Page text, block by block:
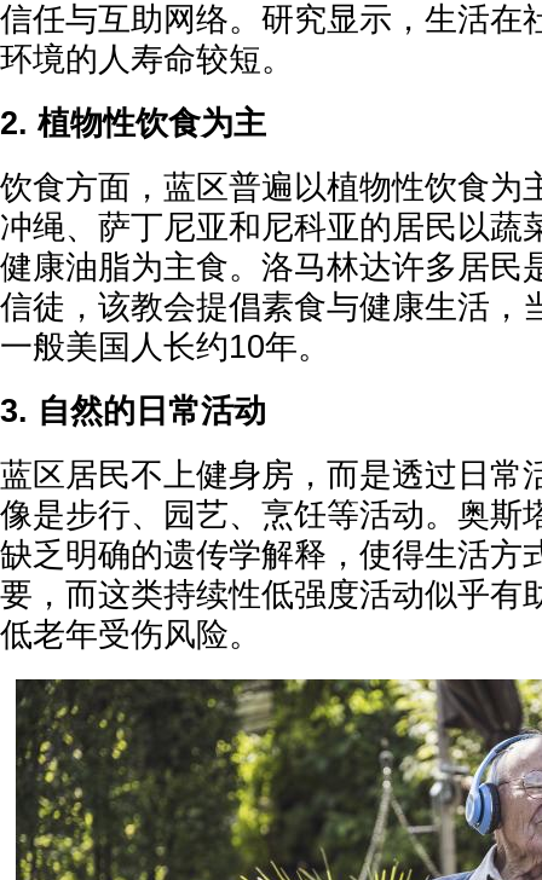
信任与互助网络。研究显示，生活在
环境的人寿命较短。
2. 植物性饮食为主
饮食方面，蓝区普遍以植物性饮食为
冲绳、萨丁尼亚和尼科亚的居民以蔬
健康油脂为主食。洛马林达许多居民
信徒，该教会提倡素食与健康生活，
一般美国人长约10年。
3. 自然的日常活动
蓝区居民不上健身房，而是透过日常
像是步行、园艺、烹饪等活动。奥斯
缺乏明确的遗传学解释，使得生活方
要，而这类持续性低强度活动似乎有
低老年受伤风险。